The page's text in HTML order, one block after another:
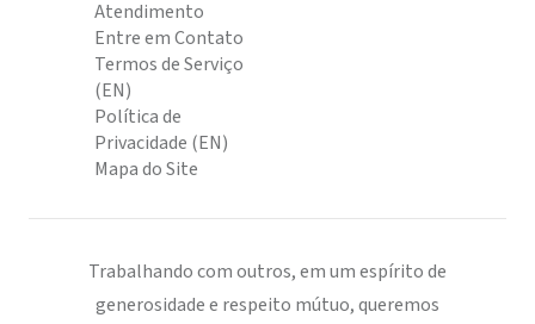
Atendimento
Entre em Contato
Termos de Serviço
(EN)
Política de
Privacidade (EN)
Mapa do Site
Trabalhando com outros, em um espírito de
generosidade e respeito mútuo, queremos